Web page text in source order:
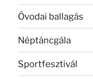
Óvodai ballagás
Néptáncgála
Sportfesztivál